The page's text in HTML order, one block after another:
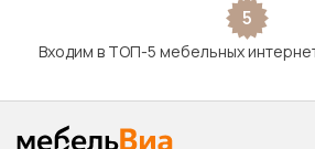
5
Входим в ТОП-5 мебельных